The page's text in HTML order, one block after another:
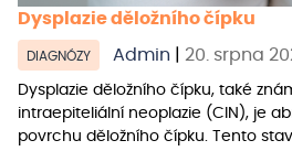
Dysplazie děložního čípku
DIAGNÓZY Admin 20. srpna
Dysplazie děložního čípku, také
intraepiteliální neoplazie (CIN), je
povrchu děložního čípku. Tento